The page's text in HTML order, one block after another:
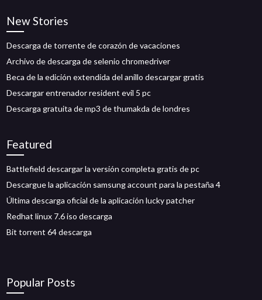
New Stories
Descarga de torrente de corazón de vacaciones
Archivo de descarga de selenio chromedriver
Beca de la edición extendida del anillo descargar gratis
Descargar entrenador resident evil 5 pc
Descarga gratuita de mp3 de thumakda de londres
Featured
Battlefield descargar la versión completa gratis de pc
Descargue la aplicación samsung account para la pestaña 4
Última descarga oficial de la aplicación lucky patcher
Redhat linux 7.6 iso descarga
Bit torrent 64 descarga
Popular Posts